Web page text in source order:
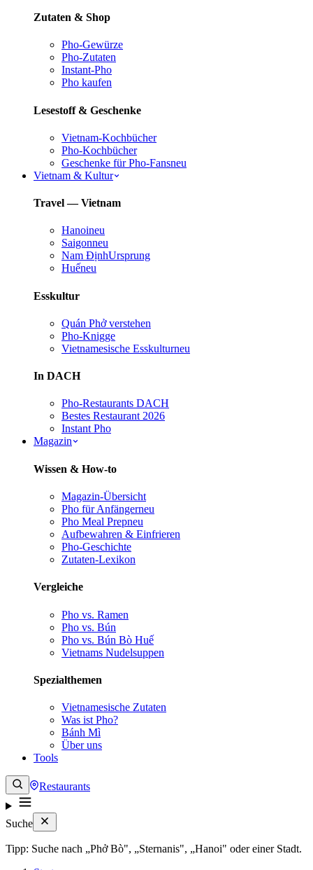
Zutaten & Shop
Pho-Gewürze
Pho-Zutaten
Instant-Pho
Pho kaufen
Lesestoff & Geschenke
Vietnam-Kochbücher
Pho-Kochbücher
Geschenke für Pho-Fansneu
Vietnam & Kultur
Travel — Vietnam
Hanoineu
Saigonneu
Nam ĐịnhUrsprung
Huếneu
Esskultur
Quán Phở verstehen
Pho-Knigge
Vietnamesische Esskulturneu
In DACH
Pho-Restaurants DACH
Bestes Restaurant 2026
Instant Pho
Magazin
Wissen & How-to
Magazin-Übersicht
Pho für Anfängerneu
Pho Meal Prepneu
Aufbewahren & Einfrieren
Pho-Geschichte
Zutaten-Lexikon
Vergleiche
Pho vs. Ramen
Pho vs. Bún
Pho vs. Bún Bò Huế
Vietnams Nudelsuppen
Spezialthemen
Vietnamesische Zutaten
Was ist Pho?
Bánh Mì
Über uns
Tools
Restaurants
Suche
Tipp: Suche nach „Phở Bò", „Sternanis", „Hanoi" oder einer Stadt.